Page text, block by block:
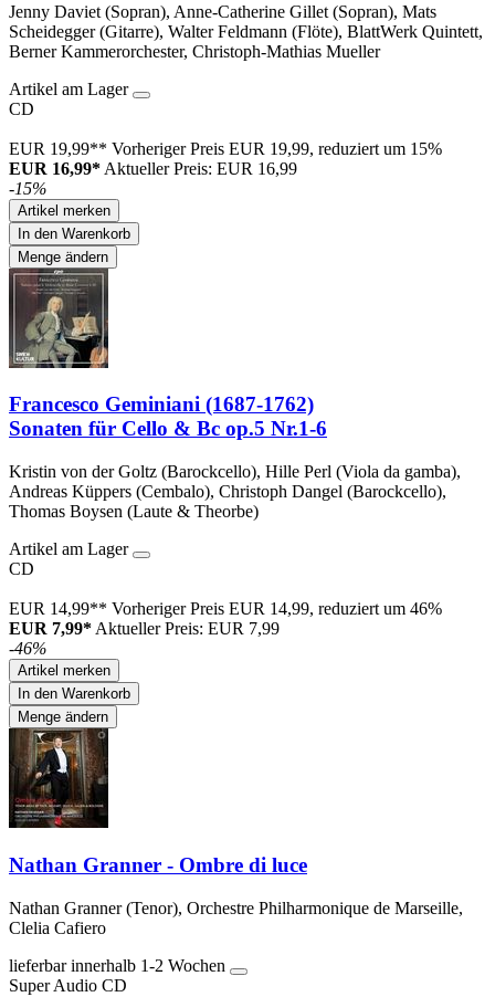
Jenny Daviet (Sopran), Anne-Catherine Gillet (Sopran), Mats
Scheidegger (Gitarre), Walter Feldmann (Flöte), BlattWerk Quintett,
Berner Kammerorchester, Christoph-Mathias Mueller
Artikel am Lager
CD
EUR 19,99** Vorheriger Preis EUR 19,99, reduziert um 15%
EUR 16,99* Aktueller Preis: EUR 16,99
-15%
Artikel merken
In den Warenkorb
Menge ändern
Francesco Geminiani (1687-1762)
Sonaten für Cello & Bc op.5 Nr.1-6
Kristin von der Goltz (Barockcello), Hille Perl (Viola da gamba),
Andreas Küppers (Cembalo), Christoph Dangel (Barockcello),
Thomas Boysen (Laute & Theorbe)
Artikel am Lager
CD
EUR 14,99** Vorheriger Preis EUR 14,99, reduziert um 46%
EUR 7,99* Aktueller Preis: EUR 7,99
-46%
Artikel merken
In den Warenkorb
Menge ändern
Nathan Granner - Ombre di luce
Nathan Granner (Tenor), Orchestre Philharmonique de Marseille,
Clelia Cafiero
lieferbar innerhalb 1-2 Wochen
Super Audio CD